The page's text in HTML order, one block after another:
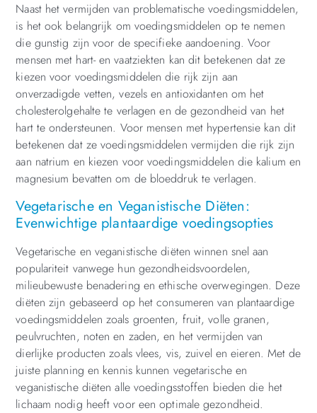
Naast het vermijden van problematische voedingsmiddelen,
is het ook belangrijk om voedingsmiddelen op te nemen
die gunstig zijn voor de specifieke aandoening. Voor
mensen met hart- en vaatziekten kan dit betekenen dat ze
kiezen voor voedingsmiddelen die rijk zijn aan
onverzadigde vetten, vezels en antioxidanten om het
cholesterolgehalte te verlagen en de gezondheid van het
hart te ondersteunen. Voor mensen met hypertensie kan dit
betekenen dat ze voedingsmiddelen vermijden die rijk zijn
aan natrium en kiezen voor voedingsmiddelen die kalium en
magnesium bevatten om de bloeddruk te verlagen.
Vegetarische en Veganistische Diëten:
Evenwichtige plantaardige voedingsopties
Vegetarische en veganistische diëten winnen snel aan
populariteit vanwege hun gezondheidsvoordelen,
milieubewuste benadering en ethische overwegingen. Deze
diëten zijn gebaseerd op het consumeren van plantaardige
voedingsmiddelen zoals groenten, fruit, volle granen,
peulvruchten, noten en zaden, en het vermijden van
dierlijke producten zoals vlees, vis, zuivel en eieren. Met de
juiste planning en kennis kunnen vegetarische en
veganistische diëten alle voedingsstoffen bieden die het
lichaam nodig heeft voor een optimale gezondheid.